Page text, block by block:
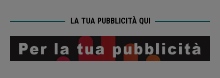
LA TUA PUBBLICITÀ QUI